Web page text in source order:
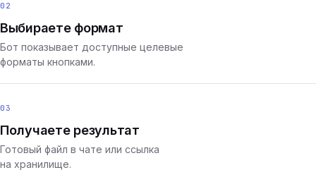
02
Выбираете формат
Бот показывает доступные целевые
форматы кнопками.
03
Получаете результат
Готовый файл в чате или ссылка
на хранилище.